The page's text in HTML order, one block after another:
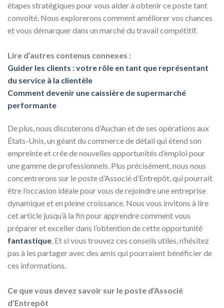
étapes stratégiques pour vous aider à obtenir ce poste tant
convoité. Nous explorerons comment améliorer vos chances
et vous démarquer dans un marché du travail compétitif.
Lire d’autres contenus connexes :
Guider les clients : votre rôle en tant que représentant
du service à la clientèle
Comment devenir une caissière de supermarché
performante
De plus, nous discuterons d’Auchan et de ses opérations aux
États-Unis, un géant du commerce de détail qui étend son
empreinte et crée de nouvelles opportunités d’emploi pour
une gamme de professionnels. Plus précisément, nous nous
concentrerons sur le poste d’Associé d’Entrepôt, qui pourrait
être l’occasion idéale pour vous de rejoindre une entreprise
dynamique et en pleine croissance. Nous vous invitons à lire
cet article jusqu’à la fin pour apprendre comment vous
préparer et exceller dans l’obtention de cette opportunité
fantastique . Et si vous trouvez ces conseils utiles, n’hésitez
pas à les partager avec des amis qui pourraient bénéficier de
ces informations.
Ce que vous devez savoir sur le poste d’Associé
d’Entrepôt